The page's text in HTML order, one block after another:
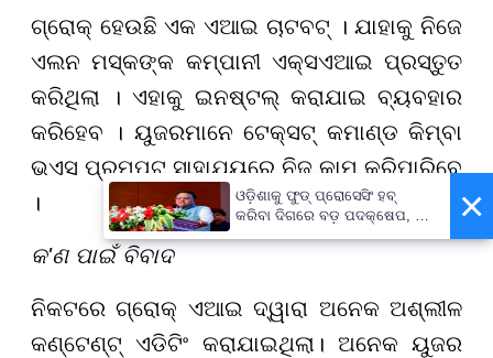
ଗ୍ରୋକ୍ ହେଉଛି ଏକ ଏଆଇ ଚାଟବଟ୍ । ଯାହାକୁ ନିଜେ
ଏଲନ ମସ୍କଙ୍କ କମ୍ପାନୀ ଏକ୍ସଏଆଇ ପ୍ରସ୍ତୁତ
କରିଥିଲା । ଏହାକୁ ଇନଷ୍ଟଲ୍ କରାଯାଇ ବ୍ୟବହାର
କରିହେବ । ୟୁଜରମାନେ ଟେକ୍ସଟ୍ କମାଣ୍ଡ କିମ୍ବା
ଭଏସ ପ୍ରମ୍ପଟ୍ ସାହାଯ୍ୟରେ ନିଜ କାମ କରିପାରିବେ
।
କ'ଣ ପାଇଁ ବିବାଦ
ନିକଟରେ ଗ୍ରୋକ୍ ଏଆଇ ଦ୍ୱାରା ଅନେକ ଅଶ୍ଲୀଳ
କଣ୍ଟେଣ୍ଟ୍ ଏଡିଟିଂ କରାଯାଇଥିଲା । ଅନେକ ୟୁଜର
×
ଓଡ଼ିଶାକୁ ଫୁଡ୍ ପ୍ରୋସେସିଂ ହବ୍
କରିବା ଦିଗରେ ବଡ଼ ପଦକ୍ଷେପ, ୪୨
ହଜାରରୁ ଅଧିକ ନିଯୁକ୍ତି ସୁଯୋଗ